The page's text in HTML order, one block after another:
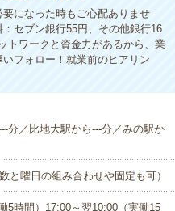
になった時もご心配ありませ
セブン銀行55円、その他銀行16
ワークと資金力があるから、業
フォロー！就業前のヒアリン
分／比地大駅から---分／みの駅か
曜日の組み合わせや固定も可）
時間）17:00～翌10:00（実働15